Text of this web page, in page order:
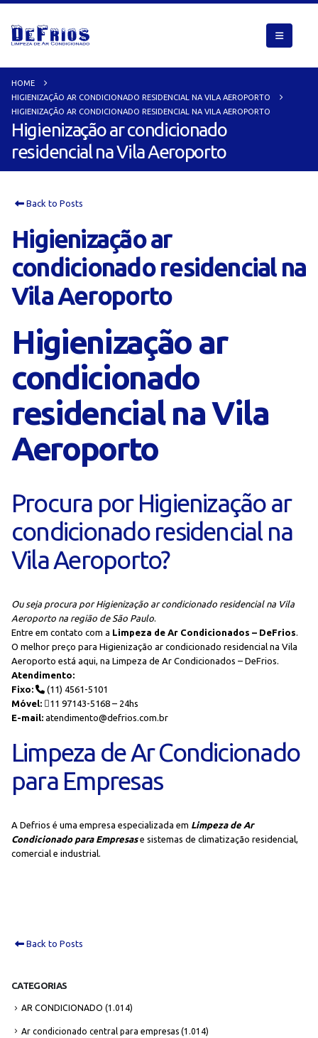
HOME
HIGIENIZAÇÃO AR CONDICIONADO RESIDENCIAL NA VILA AEROPORTO
HIGIENIZAÇÃO AR CONDICIONADO RESIDENCIAL NA VILA AEROPORTO
Higienização ar condicionado
residencial na Vila Aeroporto
Back to Posts
Higienização ar
condicionado residencial na
Vila Aeroporto
Higienização ar
condicionado
residencial na Vila
Aeroporto
Procura por Higienização ar
condicionado residencial na
Vila Aeroporto?
Ou seja procura por Higienização ar condicionado residencial na Vila
Aeroporto na região de São Paulo.
Entre em contato com a Limpeza de Ar Condicionados – DeFrios.
O melhor preço para Higienização ar condicionado residencial na Vila
Aeroporto está aqui, na Limpeza de Ar Condicionados – DeFrios.
Atendimento:
Fixo:
(11) 4561-5101
Móvel:
11 97143-5168 – 24hs
E-mail: atendimento@defrios.com.br
Limpeza de Ar Condicionado
para Empresas
A Defrios é uma empresa especializada em Limpeza de Ar
Condicionado para Empresase sistemas de climatização residencial,
comercial e industrial.
Back to Posts
CATEGORIAS
AR CONDICIONADO (1.014)
Ar condicionado central para empresas (1.014)